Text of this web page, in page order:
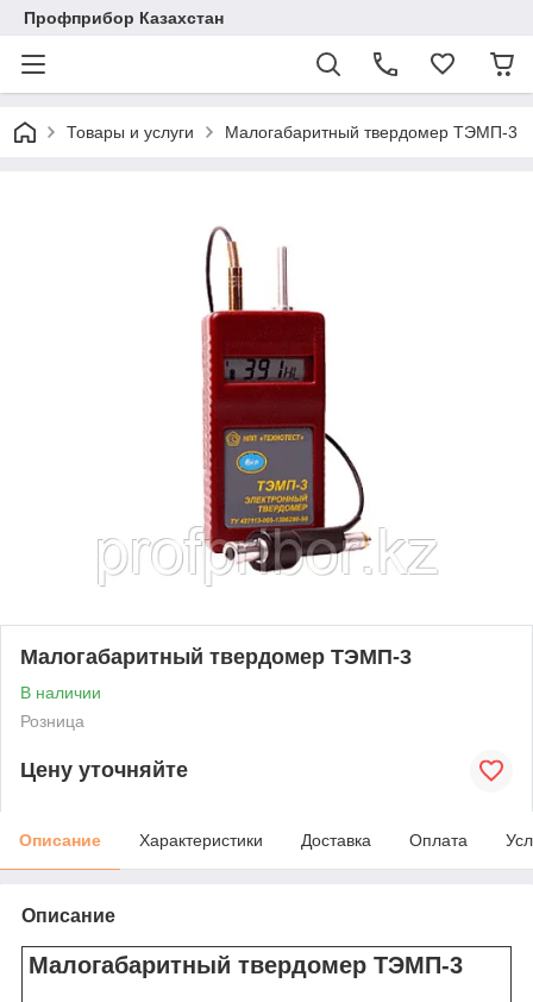
Профприбор Казахстан
Товары и услуги Малогабаритный твердомер ТЭМП-3
Малогабаритный твердомер ТЭМП-3
В наличии
Розница
Цену уточняйте
Описание Характеристики Доставка Оплата
Описание
Малогабаритный твердомер ТЭМП-3